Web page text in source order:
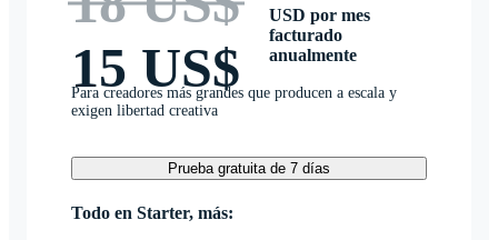
15 US$
USD por mes
facturado
anualmente
Para creadores más grandes que producen a escala y
exigen libertad creativa
Prueba gratuita de 7 días
Todo en Starter, más: